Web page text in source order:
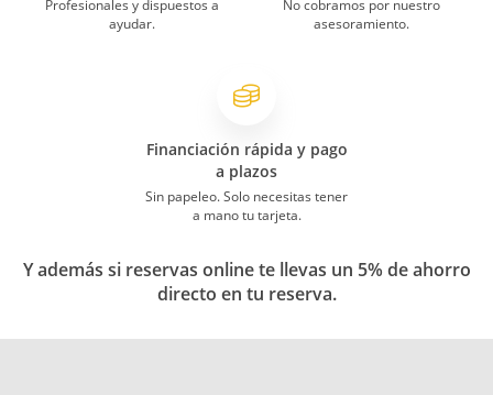
Profesionales y dispuestos a
ayudar.
No cobramos por nuestro
asesoramiento.
Financiación rápida y pago
a plazos
Sin papeleo. Solo necesitas tener
a mano tu tarjeta.
Y además si reservas online te llevas un 5% de ahorro
directo en tu reserva.